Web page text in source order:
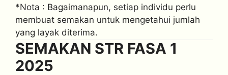
*Nota : Bagaimanapun, setiap individu perlu
membuat semakan untuk mengetahui jumlah
yang layak diterima.
SEMAKAN STR FASA 1
2025